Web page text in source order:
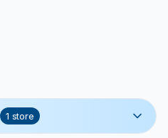
1 store